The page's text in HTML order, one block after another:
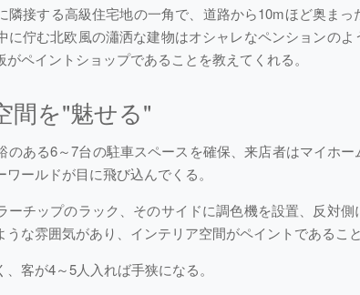
隣接する高級住宅地の一角で、道路から10mほど奥ま
に佇む北欧風の瀟洒な建物はオシャレなペンションの
ペイントショップであることを教えてくれる。
間を"魅せる"
のある6～7台の駐車スペースを確保、来店者はマイホ
ールドが目に飛び込んでくる。
ーチップのラック、そのサイドに調色機を設置、反対
な雰囲気があり、インテリア空間がペイントであるこ
客が4～5人入れば手狭になる。